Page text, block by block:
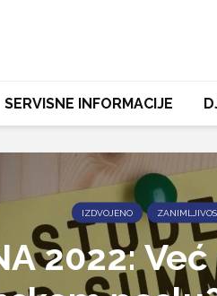
SERVISNE INFORMACIJE
IZDVOJENO
2022: